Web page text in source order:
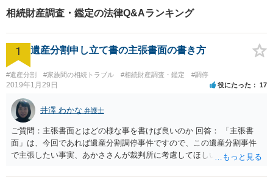
相続財産調査・鑑定の法律Q&Aランキング
1 遺産分割申し立て書の主張書面の書き方
#遺産分割 #家族間の相続トラブル #相続財産調査・鑑定 #調停
2019年1月29日 役にたった 17
井澤 わかな 弁護士
ご質問：主張書面とはどの様な事を書けば良いのか 回答： 「主張書
面」は、今回であれば遺産分割調停事件ですので、この遺産分割事件
で主張したい事実、あかささんが裁判所に考慮してほしいと思う、亡
ります。 もし、主張したい事実や考慮してほしい事情に関連して